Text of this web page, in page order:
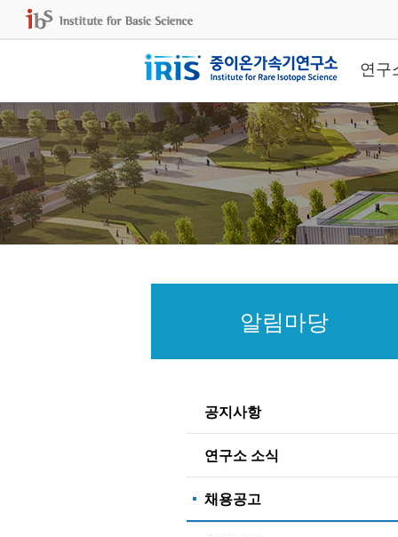
연구
알림마당
공지사항
연구소 소식
채용공고